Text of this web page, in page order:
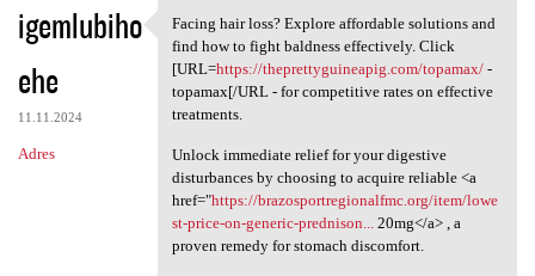
igemlubiho
ehe
11.11.2024
Adres
Facing hair loss? Explore
Facing hair loss? Explore affordable solutions and
find how to fight baldness effectively. Click
[URL=https://theprettyguineapig.com/topamax/-
topamax[/URL - for competitive rates on effective
treatments.
Unlock immediate relief for your digestive
disturbances by choosing to acquire reliable <a
href="https://brazosportregionalfmc.org/item/lowe
st-price-on-generic-prednison...20mg</a> , a
proven remedy for stomach discomfort.